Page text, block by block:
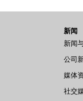
新闻
新闻
公司
媒体
社交